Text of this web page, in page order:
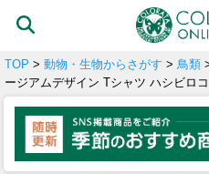
TOP > 動物・生物からさがす > 鳥類
ージアムデザイン Tシャツ ハシビロ